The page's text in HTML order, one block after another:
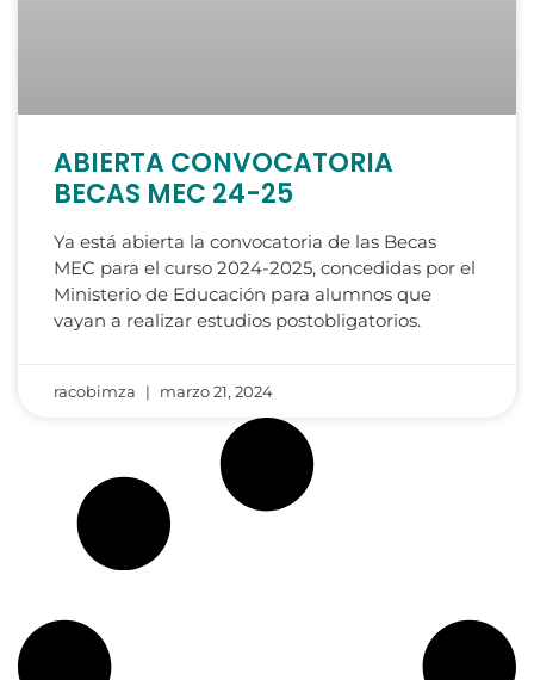
ABIERTA CONVOCATORIA
BECAS MEC 24-25
Ya está abierta la convocatoria de las Becas
MEC para el curso 2024-2025, concedidas por el
Ministerio de Educación para alumnos que
vayan a realizar estudios postobligatorios.
racobimza marzo 21, 2024